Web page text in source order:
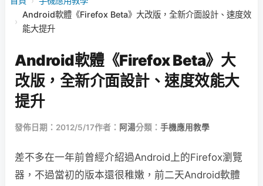
›
Android軟體《Firefox Beta》大改版，全新介面設計、速度效
能大提升
Android軟體《Firefox Beta》大
改版，全新介面設計、速度效能大
提升
發佈日期：2012/5/17作者： 阿湯分類： 手機應用教學
差不多在一年前曾經介紹過Android上的Firefox瀏覽
器，不過當初的版本還很稚嫩，前二天Android軟體